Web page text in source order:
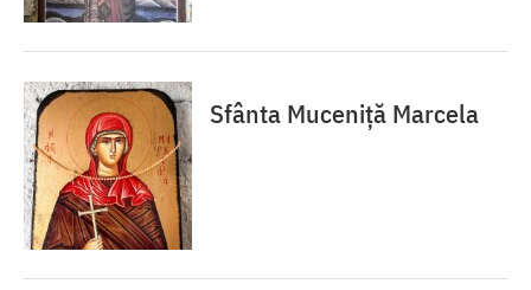
Sfânta Muceniță Marcela